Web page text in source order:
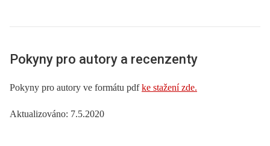
Pokyny pro autory a recenzenty
Pokyny pro autory ve formátu pdfke stažení zde.
Aktualizováno: 7.5.2020